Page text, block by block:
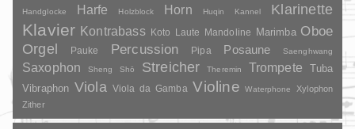
Handglocke
Harfe Holzblock Horn Huqin Kannel Klarinette
Klavier Kontrabass Koto Laute Mandoline Marimba Oboe
Orgel Pauke Percussion Pipa Posaune Saenghwang
Saxophon Sheng Shō Streicher Theremin Trompete
Tuba
Vibraphon Viola Viola da Gamba Violine Waterphone
Xylophon
Zither